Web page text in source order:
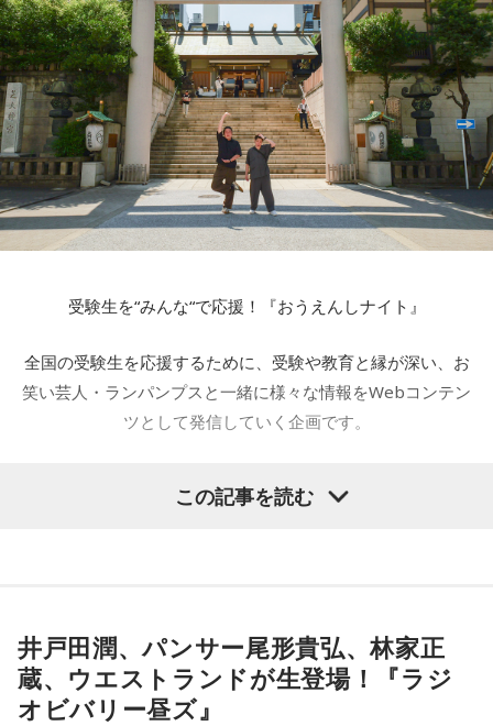
受験生を“みんな“で応援！『おうえんしナイト』
全国の受験生を応援するために、受験や教育と縁が深い、お
笑い芸人・ランパンプスと一緒に様々な情報をWebコンテン
ツとして発信していく企画です。
全国の受験生を応援する『おうえんしナイト』、今回は東京
――本日は権禰宜の三輪田竜生さんに来ていただきました。
この記事を読む
井戸田潤、パンサー尾形貴弘、林家正
蔵、ウエストランドが生登場！『ラジ
オビバリー昼ズ』